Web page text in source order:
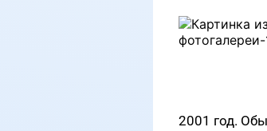
2001 год.